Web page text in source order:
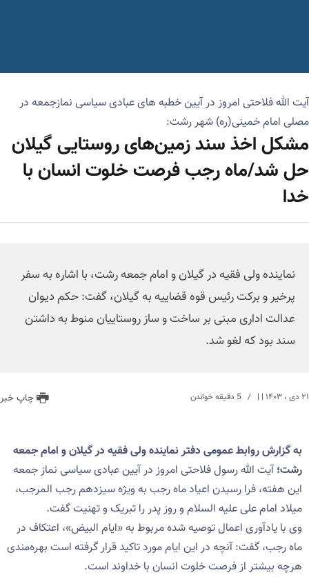
آیت الله فلاحتی امروز در آیین خطبه های عبادی سیاسی نمازجمعه در
مصلی امام خمینی(ره) شهر رشت:
مشکل اخذ سند زمین‌های روستایی گیلان
حل شد/ماه رجب فرصت خلوت انسان با
خدا
نماینده ولی فقیه در گیلان و امام جمعه رشت، با اشاره به سفر
پرخیر و برکت رئیس قوه قضاییه به گیلان، گفت: حکم دیوان
عدالت اداری مبنی بر ساخت و ساز روستاییان منوط به داشتن
سند بود که لغو شد.
۲۱ دی ، ۱۴۰۳ | | چاپ خبر
به گزارش روابط عمومی دفتر نماینده ولی فقیه در گیلان و امام جمعه
رشت؛آیت الله رسول فلاحتی امروز در آیین عبادی سیاسی نماز جمعه
این هفته، فرا رسیدن اعیاد ماه رجب به ویژه سیزدهم رجب المرجب،
میلاد امام علی علیه السلام و روز پدر را تبریک و تهنیت گفت.
وی با یادآوری اعمال توصیه شده مربوط به «ایام البیض»، اعتکاف در
ماه رجب، گفت: آنچه در این ایام مورد تاکید قرار گرفته است بهره‌مندی
هرچه بیشتر از فرصت خلوت انسان با خداوند است.